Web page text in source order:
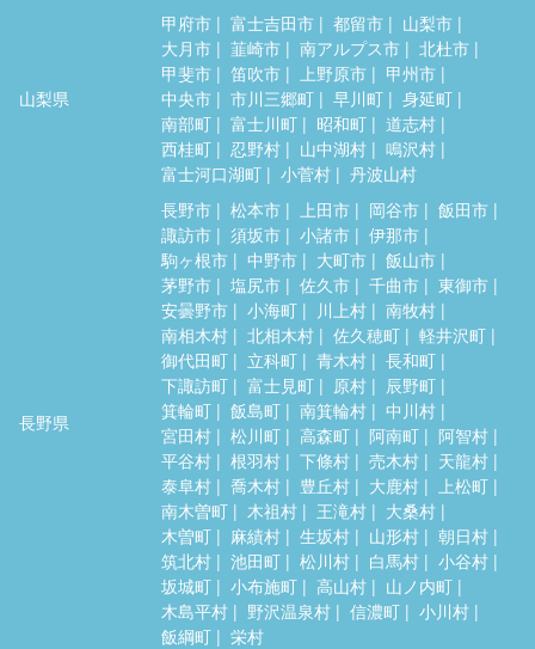
山梨県
甲府市 富士吉田市 都留市
山梨市
大月市
韮崎市 南アルプス市
北杜市
甲斐市
笛吹市 上野原市
甲州市
中央市
市川三郷町 早川町
身延町
南部町
富士川町 昭和町
道志村
西桂町
忍野村 山中湖村
鳴沢村
富士河口湖町
小菅村 丹波山村
長野県
長野市 松本市 上田市 岡谷市
飯田市
諏訪市
須坂市 小諸市
伊那市
駒ヶ根市
中野市 大町市
飯山市
茅野市
塩尻市 佐久市 千曲市
東御市
安曇野市
小海町 川上村
南牧村
南相木村
北相木村 佐久穂町
軽井沢町
御代田町
立科町 青木村
長和町
下諏訪町
富士見町 原村
辰野町
箕輪町
飯島町 南箕輪村
中川村
宮田村
松川町 高森町 阿南町
阿智村
平谷村
根羽村 下條村 売木村
天龍村
泰阜村
喬木村 豊丘村 大鹿村
上松町
南木曽町
木祖村 王滝村
大桑村
木曽町
麻績村 生坂村 山形村
朝日村
筑北村
池田町 松川村 白馬村
小谷村
坂城町
小布施町 高山村
山ノ内町
木島平村
野沢温泉村 信濃町
小川村
飯綱町
栄村